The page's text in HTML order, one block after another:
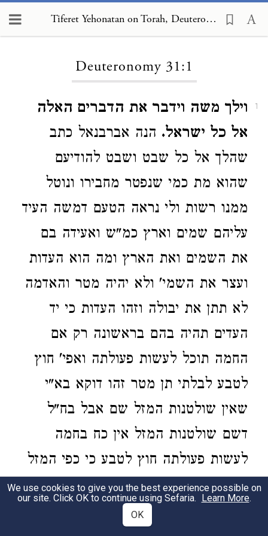
Tiferet Yehonatan on Torah, Deuteronomy 31:1
Deuteronomy 31:1
1
וילך משה וידבר את הדברים האלה
אל כל ישראל. הנה אברבנאל כתב
שהלך אל כל שבט ושבט להודיעם
שהוא מת כמי שנפטר מחבירו ונוטל
ממנו רשות ולי נראה הטעם דמשה העיד
עליהם שמים וארץ כמ"ש ואעידה בם
את השמים ואת הארץ ומה הוא העדות
ועצר את השמי' ולא יהיה מטר והאדמה
לא תתן את יבולה וזהו העדות כי יד
העדים תהיה בהם בראשונה רק אם
החמה תוכל לעשות פעולתה ואפי' חוץ
לטבע לבלתי תן מטר זהו דוקא בא"י
שאין שולטנות המזל שם אבל בח"ל
דשם שולטנות המזל אין כח בחמה
לעשות פעולתה חוץ לטבע כי כפי המזל
כך יהיה והנה בני גד ובני ראובן וחצי
שבט מנשה אמרו למשה שיתן להם ערי
We use cookies to give you the best experience possible on
our site. Click OK to continue using Sefaria. Learn More.
OK